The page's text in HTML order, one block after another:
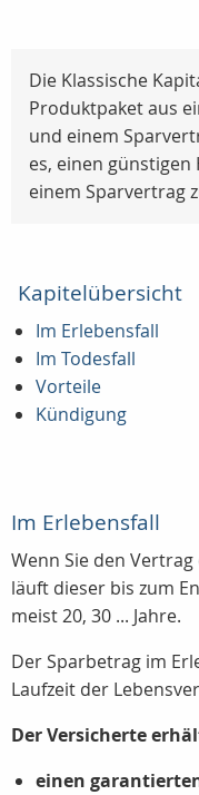
Die Klassische
Produktpaket aus
und einem
es, einen
einem Sparvertrag
Kapitelübersicht
Im Erlebensfall
Im Todesfall
Vorteile
Kündigung
Im Erlebensfall
Wenn Sie den
läuft dieser bis zum
meist 20, 30 ... Jahre.
Der Sparbetrag im
Laufzeit der
Der Versicherte
einen